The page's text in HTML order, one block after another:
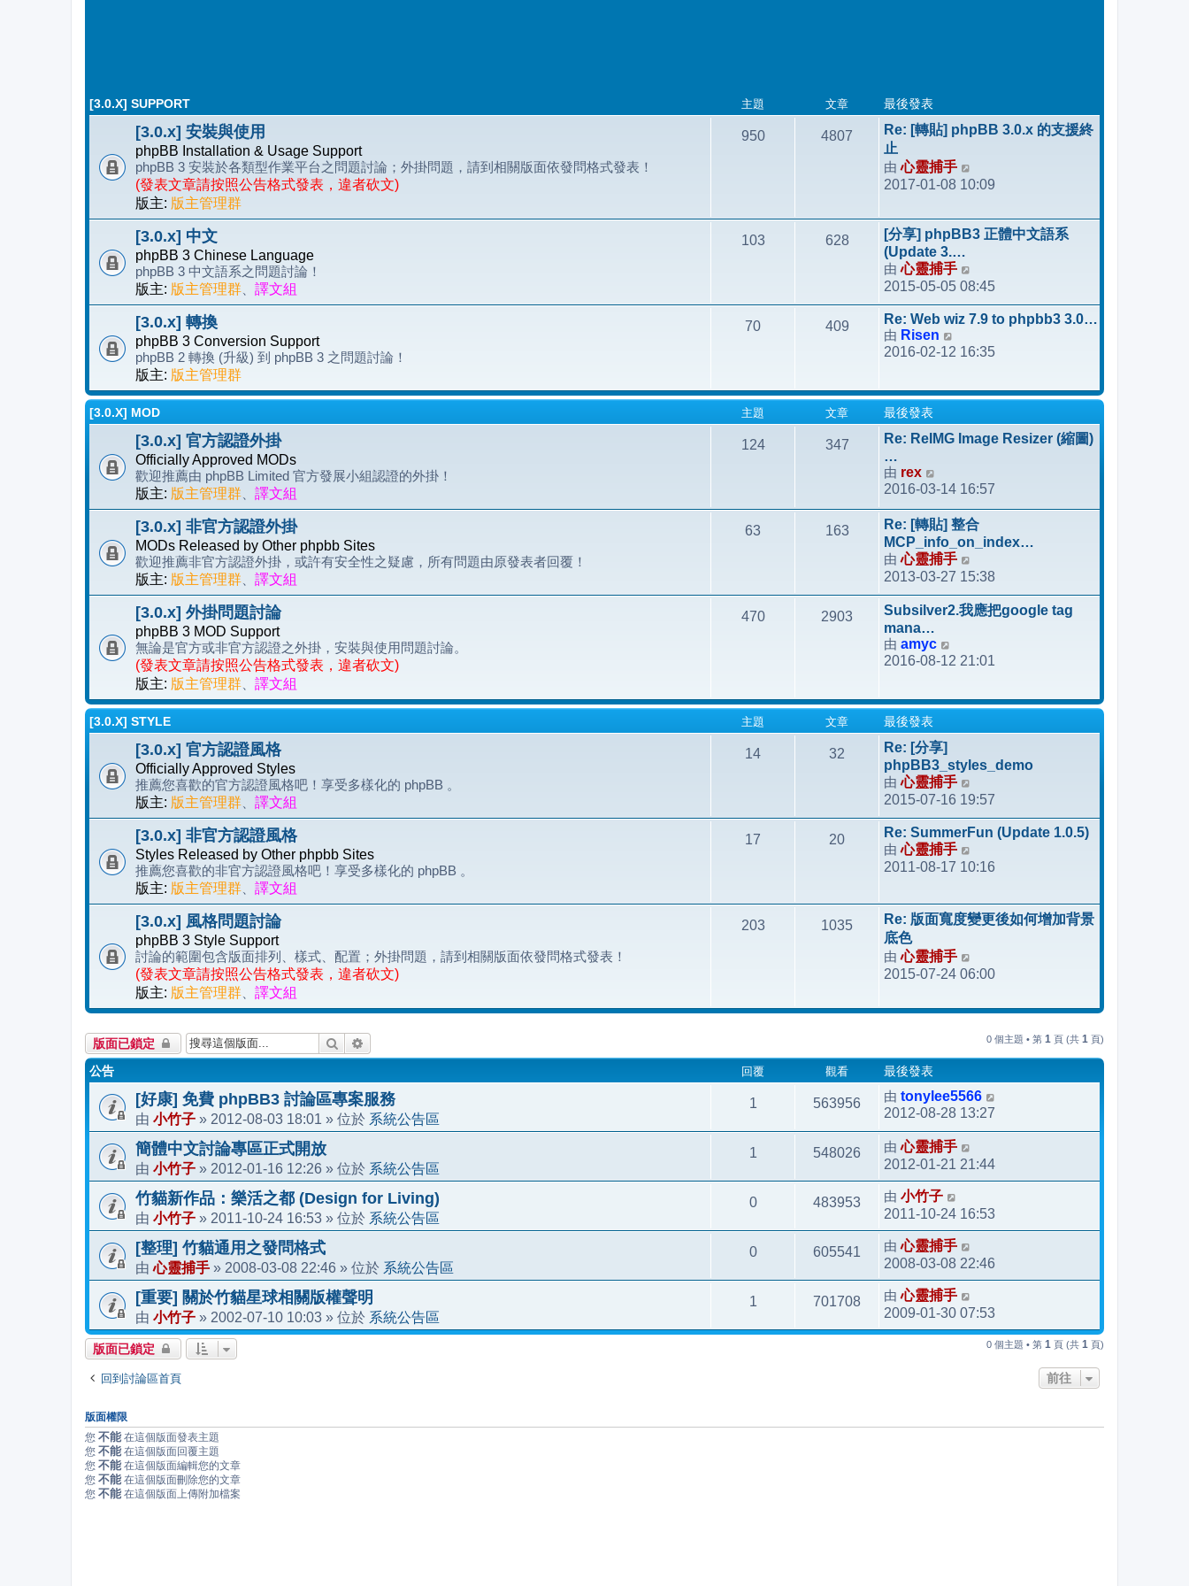
[3.0.X] SUPPORT 主題 文章 最後發表
[3.0.x] 安裝與使用
phpBB Installation & Usage Support
phpBB 3 安裝於各類型作業平台之問題討論；外掛問題，請到相關版面依發問格式發表！
(發表文章請按照公告格式發表，違者砍文)
版主: 版主管理群
950 4807
Re: [轉貼] phpBB 3.0.x 的支援終
止
由心靈捕手
視
後
發
2017-01-08 10:09
[3.0.x] 中文
phpBB 3 Chinese Language
phpBB 3 中文語系之問題討論！
版主: 版主管理群 譯文組
103 628
[分享] phpBB3 正體中文語系
(Update 3.…
由心靈捕手
視
最
後
發
2015-05-05 08:45
[3.0.x] 轉換
phpBB 3 Conversion Support
phpBB 2 轉換 (升級) 到 phpBB 3 之問題討論！
版主: 版主管理群
70 409
Re: Web wiz 7.9 to phpbb3 3.0…
由 Risen
視
後
表
2016-02-12 16:35
[3.0.X] MOD 主題 文章 最後發表
[3.0.x] 官方認證外掛
Officially Approved MODs
歡迎推薦由 phpBB Limited 官方發展小組認證的外掛！
版主: 版主管理群 譯文組
124 347
Re: ReIMG Image Resizer (縮圖)
…
由 rex
視
最
後
發
表
2016-03-14 16:57
[3.0.x] 非官方認證外掛
MODs Released by Other phpbb Sites
歡迎推薦非官方認證外掛，或許有安全性之疑慮，所有問題由原發表者回覆！
版主: 版主管理群 譯文組
63 163
Re: [轉貼] 整合
MCP_info_on_index…
由心靈捕手
視
最
後
表
2013-03-27 15:38
[3.0.x] 外掛問題討論
phpBB 3 MOD Support
無論是官方或非官方認證之外掛，安裝與使用問題討論。
(發表文章請按照公告格式發表，違者砍文)
版主: 版主管理群 譯文組
470 2903
Subsilver2.我應把google tag
mana…
由 amyc
視
後
2016-08-12 21:01
[3.0.X] STYLE 主題 文章 最後發表
[3.0.x] 官方認證風格
Officially Approved Styles
推薦您喜歡的官方認證風格吧！享受多樣化的 phpBB 。
版主: 版主管理群 譯文組
14 32
Re: [分享]
phpBB3_styles_demo
由心靈捕手
視
最
後
發
2015-07-16 19:57
[3.0.x] 非官方認證風格
Styles Released by Other phpbb Sites
推薦您喜歡的非官方認證風格吧！享受多樣化的 phpBB 。
版主: 版主管理群 譯文組
17 20
Re: SummerFun (Update 1.0.5)
由心靈捕手
視
後
發
2011-08-17 10:16
[3.0.x] 風格問題討論
phpBB 3 Style Support
討論的範圍包含版面排列、樣式、配置；外掛問題，請到相關版面依發問格式發表！
(發表文章請按照公告格式發表，違者砍文)
版主: 版主管理群 譯文組
203 1035
Re: 版面寬度變更後如何增加背景
底色
由心靈捕手
視
後
表
2015-07-24 06:00
版面已鎖定 搜尋 0 個主題 • 第 1 頁 (共 1 頁)
公告 回覆 觀看 最後發表
[好康] 免費 phpBB3 討論區專案服務
由 小竹子 » 2012-08-03 18:01 » 位於 系統公告區
1 563956 由 tonylee5566
2012-08-28 13:27
簡體中文討論專區正式開放
由 小竹子 » 2012-01-16 12:26 » 位於 系統公告區
1 548026 由心靈捕手
2012-01-21 21:44
竹貓新作品：樂活之都 (Design for Living)
由 小竹子 » 2011-10-24 16:53 » 位於 系統公告區
0 483953 由 小竹子
2011-10-24 16:53
[整理] 竹貓通用之發問格式
由心靈捕手 » 2008-03-08 22:46 » 位於 系統公告區
0 605541 由心靈捕手
2008-03-08 22:46
[重要] 關於竹貓星球相關版權聲明
由 小竹子 » 2002-07-10 10:03 » 位於 系統公告區
1 701708 由心靈捕手
2009-01-30 07:53
版面已鎖定 0 個主題 • 第 1 頁 (共 1 頁)
回到討論區首頁 前往
版面權限
您 不能 在這個版面發表主題
您 不能 在這個版面回覆主題
您 不能 在這個版面編輯您的文章
您 不能 在這個版面刪除您的文章
您 不能 在這個版面上傳附加檔案